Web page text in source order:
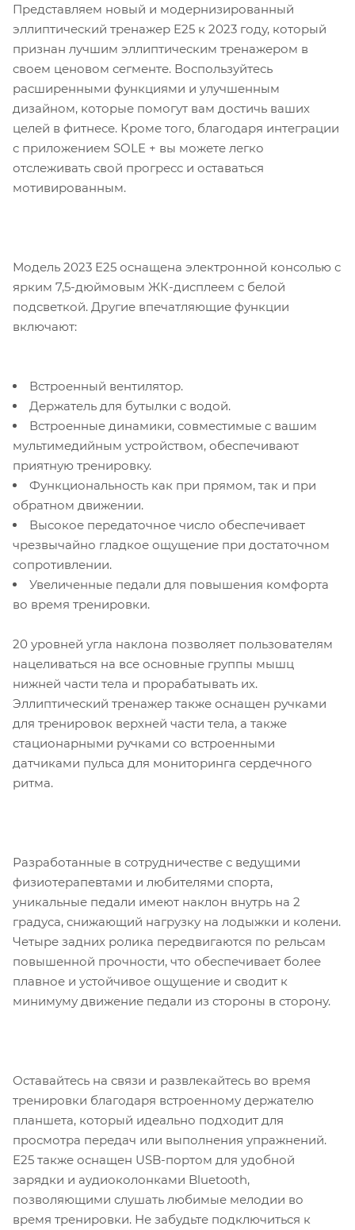
Представляем новый и модернизированный
эллиптический тренажер E25 к 2023 году, который
признан лучшим эллиптическим тренажером в
своем ценовом сегменте. Воспользуйтесь
расширенными функциями и улучшенным
дизайном, которые помогут вам достичь ваших
целей в фитнесе. Кроме того, благодаря интеграции
с приложением SOLE + вы можете легко
отслеживать свой прогресс и оставаться
мотивированным.
Модель 2023 E25 оснащена электронной консолью с
ярким 7,5-дюймовым ЖК-дисплеем с белой
подсветкой. Другие впечатляющие функции
включают:
Встроенный вентилятор.
Держатель для бутылки с водой.
Встроенные динамики, совместимые с вашим
мультимедийным устройством, обеспечивают
приятную тренировку.
Функциональность как при прямом, так и при
обратном движении.
Высокое передаточное число обеспечивает
чрезвычайно гладкое ощущение при достаточном
сопротивлении.
Увеличенные педали для повышения комфорта
во время тренировки.
20 уровней угла наклона позволяет пользователям
нацеливаться на все основные группы мышц
нижней части тела и прорабатывать их.
Эллиптический тренажер также оснащен ручками
для тренировок верхней части тела, а также
стационарными ручками со встроенными
датчиками пульса для мониторинга сердечного
ритма.
Разработанные в сотрудничестве с ведущими
физиотерапевтами и любителями спорта,
уникальные педали имеют наклон внутрь на 2
градуса, снижающий нагрузку на лодыжки и колени.
Четыре задних ролика передвигаются по рельсам
повышенной прочности, что обеспечивает более
плавное и устойчивое ощущение и сводит к
минимуму движение педали из стороны в сторону.
Оставайтесь на связи и развлекайтесь во время
тренировки благодаря встроенному держателю
планшета, который идеально подходит для
просмотра передач или выполнения упражнений.
E25 также оснащен USB-портом для удобной
зарядки и аудиоколонками Bluetooth,
позволяющими слушать любимые мелодии во
время тренировки. Не забудьте подключиться к